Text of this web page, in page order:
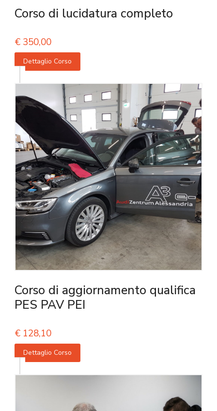
Corso di lucidatura completo
€ 350,00
Dettaglio Corso
Corso di aggiornamento qualifica
PES PAV PEI
€ 128,10
Dettaglio Corso